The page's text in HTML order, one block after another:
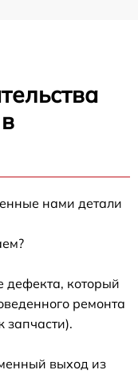
нами детали
дефекта, который
ремонта
выход из